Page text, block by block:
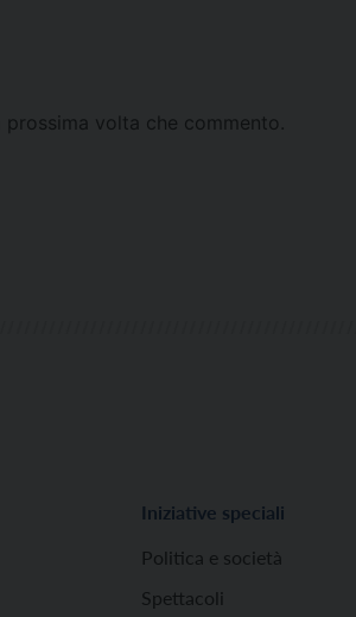
volta che commento.
Iniziative speciali
Politica e società
Spettacoli